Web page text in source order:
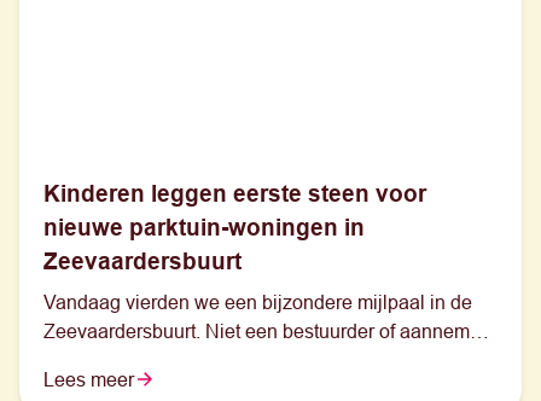
Kinderen leggen eerste steen voor
nieuwe parktuin-woningen in
Zeevaardersbuurt
Vandaag vierden we een bijzondere mijlpaal in de
Zeevaardersbuurt. Niet een bestuurder of aannemer,
symbolisch de eerste steen voor onze nieuwe
Lees meer